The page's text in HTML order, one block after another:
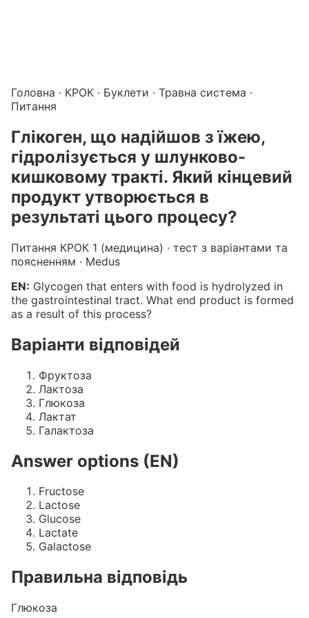
Головна · КРОК · Буклети · Травна система ·
Питання
Глікоген, що надійшов з їжею,
гідролізується у шлунково-
кишковому тракті. Який кінцевий
продукт утворюється в
результаті цього процесу?
Питання КРОК 1 (медицина) · тест з варіантами та
поясненням · Medus
EN: Glycogen that enters with food is hydrolyzed in
the gastrointestinal tract. What end product is formed
as a result of this process?
Варіанти відповідей
Фруктоза
Лактоза
Глюкоза
Лактат
Галактоза
Answer options (EN)
Fructose
Lactose
Glucose
Lactate
Galactose
Правильна відповідь
Глюкоза